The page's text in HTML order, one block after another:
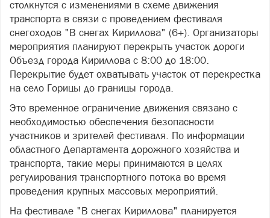
столкнутся с изменениями в схеме движения
транспорта в связи с проведением фестиваля
снегоходов "В снегах Кириллова" (6+). Организаторы
мероприятия планируют перекрыть участок дороги
Объезд города Кириллова с 8:00 до 18:00.
Перекрытие будет охватывать участок от перекрестка
на село Горицы до границы города.
Это временное ограничение движения связано с
необходимостью обеспечения безопасности
участников и зрителей фестиваля. По информации
областного Департамента дорожного хозяйства и
транспорта, такие меры принимаются в целях
регулирования транспортного потока во время
проведения крупных массовых мероприятий.
На фестивале "В снегах Кириллова" планируется